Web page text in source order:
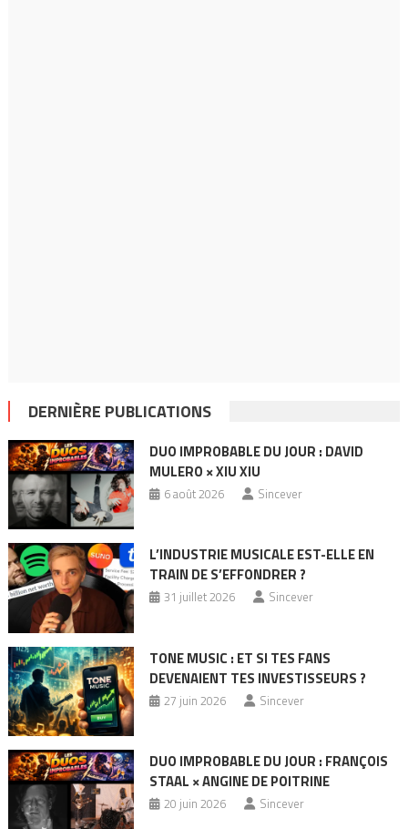
DERNIÈRE PUBLICATIONS
DUO IMPROBABLE DU JOUR : DAVID
MULERO × XIU XIU
6 août 2026 Sincever
L’INDUSTRIE MUSICALE EST-ELLE EN
TRAIN DE S’EFFONDRER ?
31 juillet 2026 Sincever
TONE MUSIC : ET SI TES FANS
DEVENAIENT TES INVESTISSEURS ?
27 juin 2026 Sincever
DUO IMPROBABLE DU JOUR : FRANÇOIS
STAAL × ANGINE DE POITRINE
20 juin 2026 Sincever